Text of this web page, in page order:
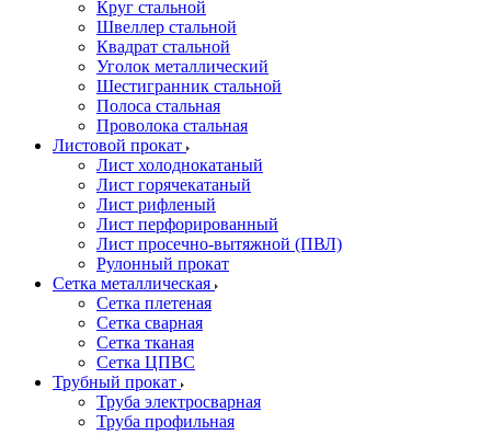
Круг стальной
Швеллер стальной
Квадрат стальной
Уголок металлический
Шестигранник стальной
Полоса стальная
Проволока стальная
Листовой прокат
Лист холоднокатаный
Лист горячекатаный
Лист рифленый
Лист перфорированный
Лист просечно-вытяжной (ПВЛ)
Рулонный прокат
Сетка металлическая
Сетка плетеная
Сетка сварная
Сетка тканая
Сетка ЦПВС
Трубный прокат
Труба электросварная
Труба профильная